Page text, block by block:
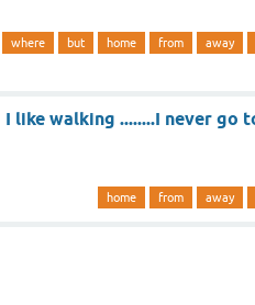
away
from
home
but
where
I like walking ........I never go
away
from
home